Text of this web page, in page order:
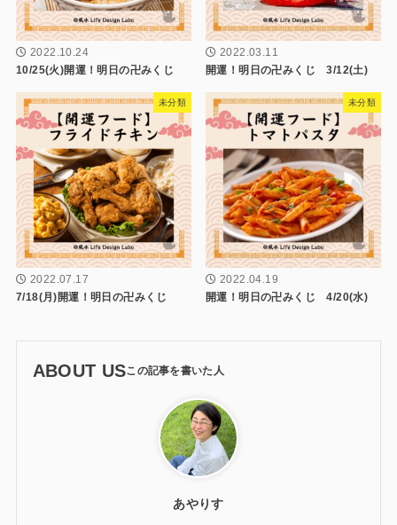
2022.10.24
10/25(火)開運！明日の卍みくじ
2022.03.11
開運！明日の卍みくじ 3/12(土)
未分類
2022.07.17
7/18(月)開運！明日の卍みくじ
未分類
2022.04.19
開運！明日の卍みくじ 4/20(水)
ABOUT US
あやりす